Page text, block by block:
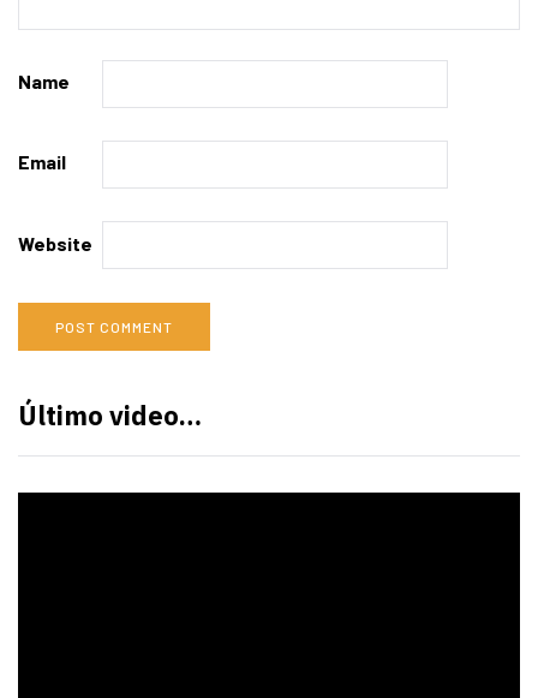
Name
Email
Website
Último video…